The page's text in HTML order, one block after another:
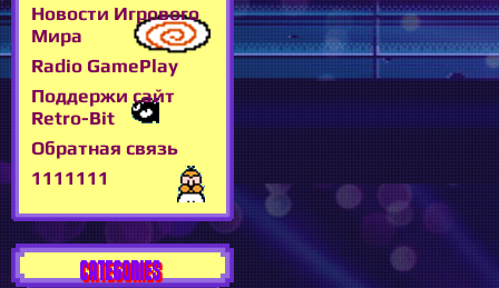
Новости Игрового
Мира
Radio GamePlay
Поддержи сайт
Retro-Bit
Обратная связь
1111111
CATEGORIES